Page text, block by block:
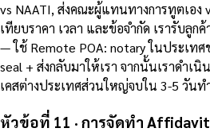
vs NAATI, ส่งคณะผู้แทนทางการทูตเอง
เทียบราคา เวลา และข้อจำกัด เรารับลูก
— ใช้ Remote POA: notary ในประเท
seal + ส่งกลับมาให้เรา จากนั้นเราดำ
เคสต่างประเทศส่วนใหญ่จบใน 3-5 วันท
หัวข้อที่ 11 · การจัดทำ